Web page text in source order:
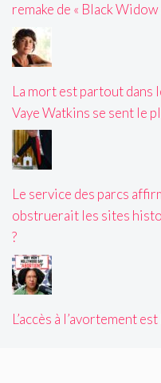
remake de « Black Widow
La mort est partout dans
Vaye Watkins se sent le
Le service des parcs
obstruerait les sites
?
L’accès à l’avortement